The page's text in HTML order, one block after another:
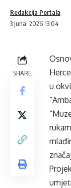
3 Juna, 2026 13:04
Redakcija Portala
SHARE
u